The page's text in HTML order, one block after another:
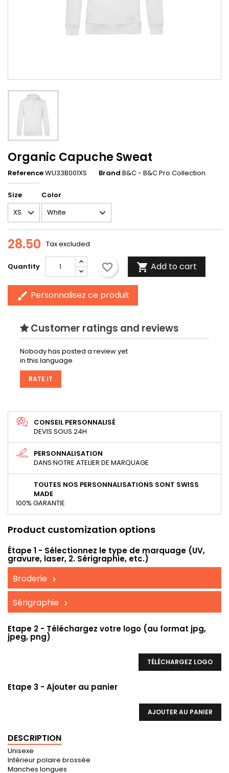
Organic Capuche Sweat
ReferenceWU33B001XS Brand B&C - B&C Pro Collection
Size Color
28.50 Tax excluded
Quantity favorite_border  Add to cart
brush Personnalisez ce produit
Customer ratings and reviews
Nobody has posted a review yet
in this language
RATE IT
CONSEIL PERSONNALISÉ
DEVIS SOUS 24H
PERSONNALISATION
DANS NOTRE ATELIER DE MARQUAGE
TOUTES NOS PERSONNALISATIONS SONT SWISS
MADE
100% GARANTIE
Product customization options
Étape 1 - Sélectionnez le type de marquage (UV,
gravure, laser, 2. Sérigraphie, etc.)
Broderie
Sérigraphie
Etape 2 - Téléchargez votre logo (au format jpg,
jpeg, png)
TÉLÉCHARGEZ LOGO
Etape 3 - Ajouter au panier
AJOUTER AU PANIER
DESCRIPTION
Unisexe
Intérieur polaire brossée
Manches longues